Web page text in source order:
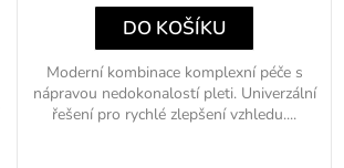
DO KOŠÍKU
Moderní kombinace komplexní péče s
nápravou nedokonalostí pleti. Univerzální
řešení pro rychlé zlepšení vzhledu....